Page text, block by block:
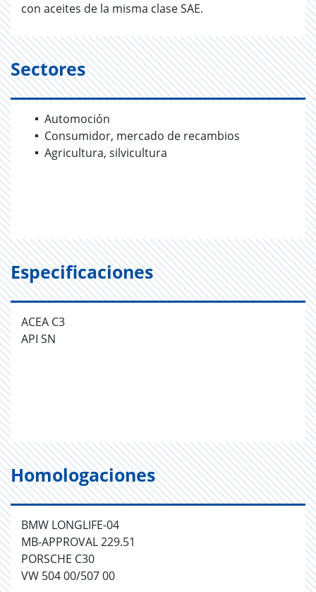
con aceites de la misma clase SAE.
Sectores
Automoción
Consumidor, mercado de recambios
Agricultura, silvicultura
Especificaciones
ACEA C3
API SN
Homologaciones
BMW LONGLIFE-04
MB-APPROVAL 229.51
PORSCHE C30
VW 504 00/507 00